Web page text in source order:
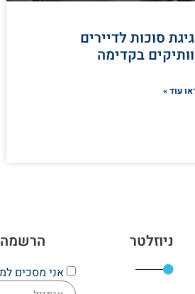
סוכות לדיירים
בקדימה
עוד »
ניוזלטר הרשמה
אני מסכים